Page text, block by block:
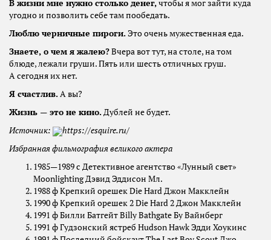
В жизни мне нужно столько денег,чтобы я мог зайти куда
угодно и позволить себе там пообедать.
Люблю черничные пироги.Это очень мужественная еда.
Знаете, о чем я жалею?Вчера вот тут, на столе, на том
блюде, лежали груши. Пять или шесть отличных груш.
А сегодня их нет.
Я счастлив.А вы?
Жизнь — это не кино.Дублей не будет.
Источник:
https://esquire.ru/
Избранная фильмография великого актера
1985—1989 с Детективное агентство «Лунный свет»
Moonlighting Дэвид Эддисон Мл.
1988 ф Крепкий орешек Die Hard Джон Макклейн
1990 ф Крепкий орешек 2 Die Hard 2 Джон Макклейн
1991 ф Билли Батгейт Billy Bathgate Бу Вайнберг
1991 ф Гудзонский ястреб Hudson Hawk Эдди Хоукинс